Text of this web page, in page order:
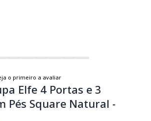
o primeiro a avaliar
Elfe 4 Portas e 3
Pés Square Natural -